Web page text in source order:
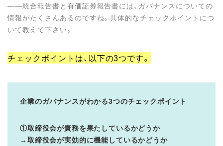
――統合報告書と有価証券報告書には、ガバナンスについての
情報がたくさんあるのですね。具体的なチェックポイントにつ
いて教えて下さい。
チェックポイントは、以下の3つです。
企業のガバナンスがわかる3つのチェックポイント
①取締役会が責務を果たしているかどうか
→取締役会が実効的に機能しているかどうか